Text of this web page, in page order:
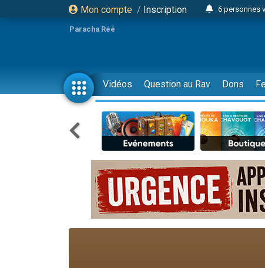
Mon compte / Inscription
6 personnes
2
17
4 personnes
Il reste
23
Eva vient de
4 personnes
3 personnes
3
Odaya vient
13
Paracha Réé
Vidéos Question au Rav Dons